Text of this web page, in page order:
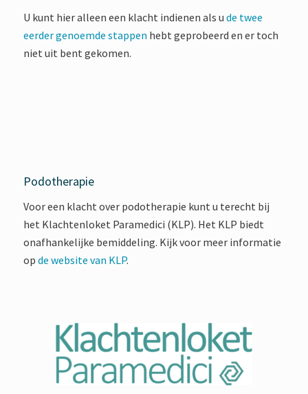
U kunt hier alleen een klacht indienen als u de twee
eerder genoemde stappen hebt geprobeerd en er toch
niet uit bent gekomen.
Podotherapie
Voor een klacht over podotherapie kunt u terecht bij
het Klachtenloket Paramedici (KLP). Het KLP biedt
onafhankelijke bemiddeling. Kijk voor meer informatie
op de website van KLP.